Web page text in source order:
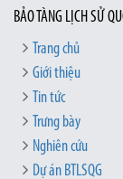
BẢO TÀNG LỊCH SỬ
Trang chủ
Giới thiệu
Tin tức
Trưng bày
Nghiên cứu
Dự án BTLSQG